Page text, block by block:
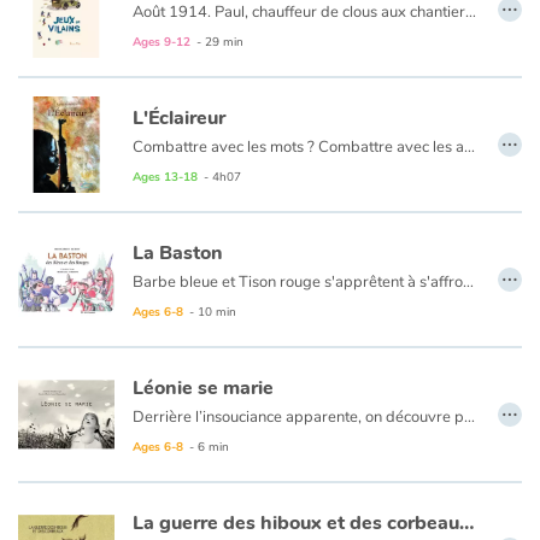
Catalogue anglais
Contraste +
Home
Family
Schools
Libraries
Videos & Tutorials
Août 1914. Paul, chauffeur de clous aux chantiers navals de Saint-Nazaire, est mobilisé. Comment expliquer la guerre à son fils adoré ? Comment lui dire qu'il peut ne pas en revenir ? Paul choisit de lui mentir. Les mois passent, père et fils échangent par courrier. À mesure que l'horreur gagne du terrain, Paul est pris au piège de son mensonge...
Ages 9-12 - 29 min
L'Éclaireur
Combattre avec les mots ? Combattre avec les armes ? Tel est le terrible dilemme qui se pose au jeune Aman, issu d'un peuple de poètes nomades. Tout comme son grand-père, il est l'Éclaireur, le poète qui aide les hommes de sa tribu en leur contant l'histoire de leurs ancêtres.
Alors que la guerre civile fait rage en Somalie, Aman est contraint de rejoindre la ville. Enrôlé dans des milices, il deviendra enfant-soldat, avant de décider qu'il en sera autrement.
Ages 13-18 - 4h07
…
La Baston
Barbe bleue et Tison rouge s'apprêtent à s'affronter. La bataille promet d'être terrible ! En route vers le camp adverse, les deux armées tombent sur des chevaliers bien étranges jouant à un jeu encore plus étrange. Pas le temps de réfléchir, les voilà embarqués.
Ages 6-8 - 10 min
…
Léonie se marie
Derrière l’insouciance apparente, on découvre peu à peu un pays en guerre. Bientôt, un face à face entre la fillette et un soldat du camp adverse. Osera-t-il presser sur la gâchette ? Un texte sensible, une histoire vraie, et la guerre se rejoue au milieu des champs de blé.
Ages 6-8 - 6 min
…
La guerre des hiboux et des corbeaux - The War of the owls and the ravens